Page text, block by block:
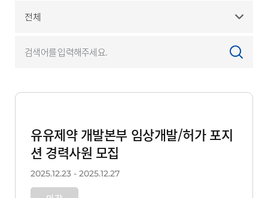
유유제약 개발본부 임상개발/허가 포지
션 경력사원 모집
2025.12.23 - 2025.12.27